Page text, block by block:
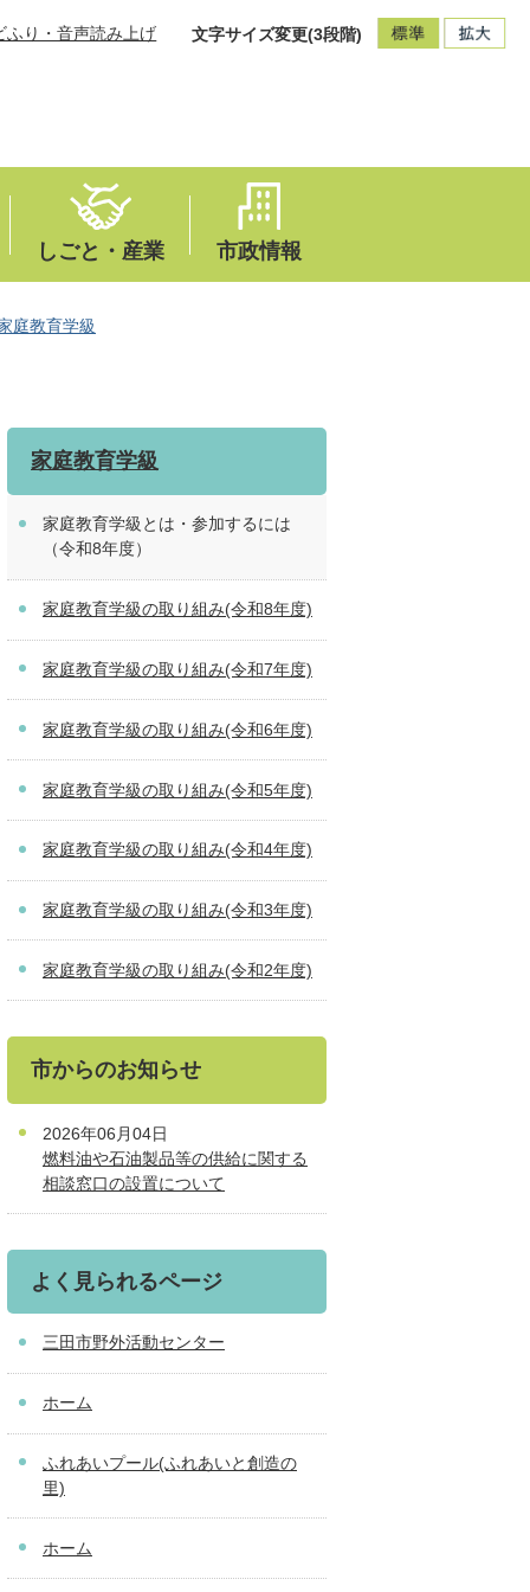
ふり・音声読み上げ 文字サイズ変更(3段階)
しごと・産業 市政情報
庭教育学級
家庭教育学級
家庭教育学級とは・参加するには
（令和8年度）
家庭教育学級の取り組み(令和8年度)
家庭教育学級の取り組み(令和7年度)
家庭教育学級の取り組み(令和6年度)
家庭教育学級の取り組み(令和5年度)
家庭教育学級の取り組み(令和4年度)
家庭教育学級の取り組み(令和3年度)
家庭教育学級の取り組み(令和2年度)
市からのお知らせ
2026年06月04日
燃料油や石油製品等の供給に関する
相談窓口の設置について
よく見られるページ
三田市野外活動センター
ホーム
ふれあいプール(ふれあいと創造の
里)
ホーム